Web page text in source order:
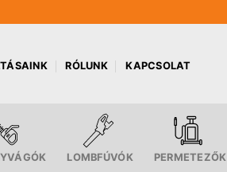
RÓLUNK KAPCSOLAT
LOMBFÚVÓK PERMETEZŐK